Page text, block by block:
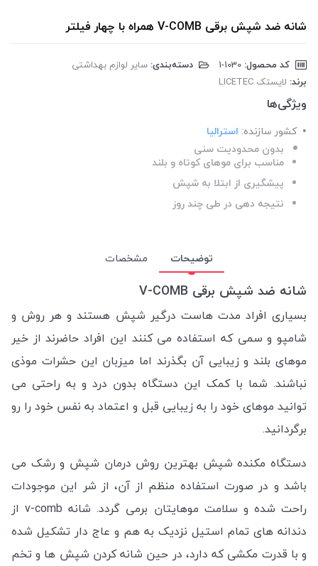
شانه ضد شپش برقی V-COMB همراه با چهار فیلتر
کد محصول: دسته‌بندی: سایر لوازم بهداشتی
برند: لایستک LICETEC
ویژگی‌ها
کشور سازنده: استرالیا
بدون محدودیت سنی
مناسب برای موهای کوتاه و بلند
پیشگیری از ابتلا به شپش
نتیجه دهی در طی چند روز
توضیحات مشخصات
شانه ضد شپش برقی V-COMB
بسیاری افراد مدت هاست درگیر شپش هستند و هر روش و
شامپو و سمی که استفاده می کنند این افراد حاضرند از خیر
موهای بلند و زیبایی آن بگذرند اما میزبان این حشرات موذی
نباشند. شما با کمک این دستگاه بدون درد و به راحتی می
توانید موهای خود را به زیبایی قبل و اعتماد به نفس خود را رو
برگردانید.
دستگاه مکنده شپش بهترین روش درمان شپش و رشک می
باشد و در صورت استفاده منظم از آن، از شر این موجودات
راحت شده و سلامت موهایتان برمی گردد. شانه v-comb از
دندانه های تمام استیل نزدیک به هم و عاج دار تشکیل شده
و با قدرت مکشی که دارد، در حین شانه کردن شپش ها و تخم